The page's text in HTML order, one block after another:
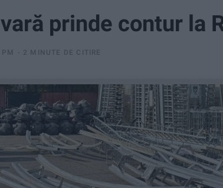
prinde contur la
2 MINUTE DE CITIRE